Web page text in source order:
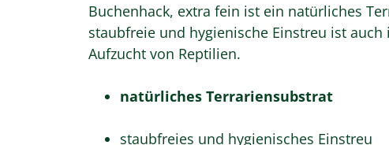
Buchenhack, extra fein ist ein natürliches
staubfreie und hygienische Einstreu ist
Aufzucht von Reptilien.
natürliches Terrariensubstrat
staubfreies und hygienisches Einstreu